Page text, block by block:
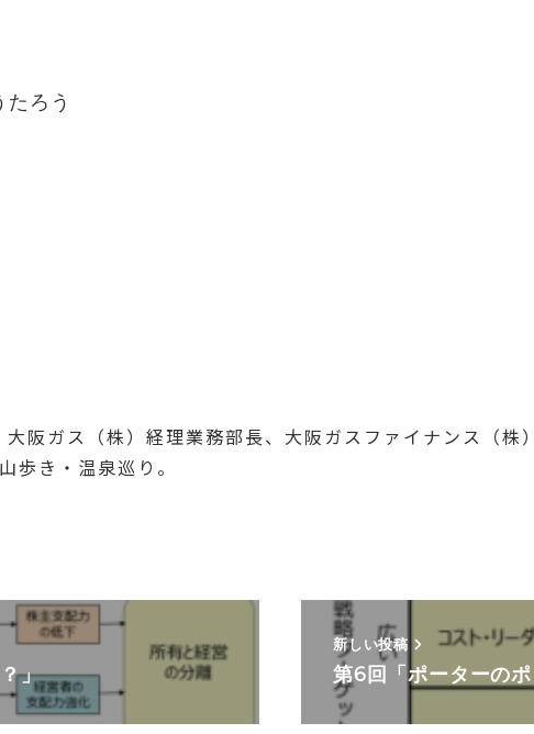
ろう
ガス（株）経理業務部長、大阪ガスファイナンス（株
歩き・温泉巡り。
」
新しい投稿
第6回「ポーターの